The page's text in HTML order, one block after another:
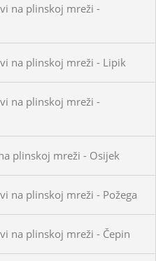
na plinskoj mreži -
na plinskoj mreži - Lipik
na plinskoj mreži -
plinskoj mreži - Osijek
na plinskoj mreži - Požega
na plinskoj mreži - Čepin